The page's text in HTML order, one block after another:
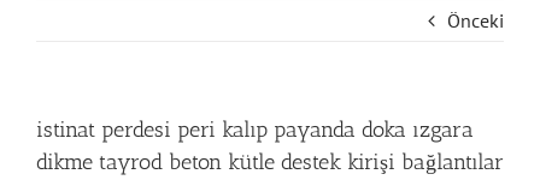
Önceki
istinat perdesi peri kalıp payanda doka ızgara
dikme tayrod beton kütle destek kirişi bağlantılar